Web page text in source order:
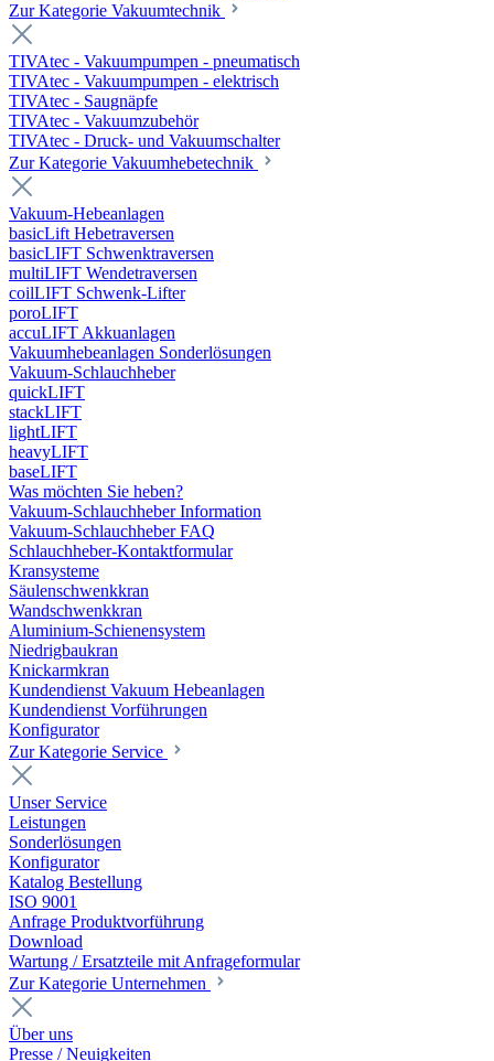
Zur Kategorie Vakuumtechnik
TIVAtec - Vakuumpumpen - pneumatisch
TIVAtec - Vakuumpumpen - elektrisch
TIVAtec - Saugnäpfe
TIVAtec - Vakuumzubehör
TIVAtec - Druck- und Vakuumschalter
Zur Kategorie Vakuumhebetechnik
Vakuum-Hebeanlagen
basicLift Hebetraversen
basicLIFT Schwenktraversen
multiLIFT Wendetraversen
coilLIFT Schwenk-Lifter
poroLIFT
accuLIFT Akkuanlagen
Vakuumhebeanlagen Sonderlösungen
Vakuum-Schlauchheber
quickLIFT
stackLIFT
lightLIFT
heavyLIFT
baseLIFT
Was möchten Sie heben?
Vakuum-Schlauchheber Information
Vakuum-Schlauchheber FAQ
Schlauchheber-Kontaktformular
Kransysteme
Säulenschwenkkran
Wandschwenkkran
Aluminium-Schienensystem
Niedrigbaukran
Knickarmkran
Kundendienst Vakuum Hebeanlagen
Kundendienst Vorführungen
Konfigurator
Zur Kategorie Service
Unser Service
Leistungen
Sonderlösungen
Konfigurator
Katalog Bestellung
ISO 9001
Anfrage Produktvorführung
Download
Wartung / Ersatzteile mit Anfrageformular
Zur Kategorie Unternehmen
Über uns
Presse / Neuigkeiten